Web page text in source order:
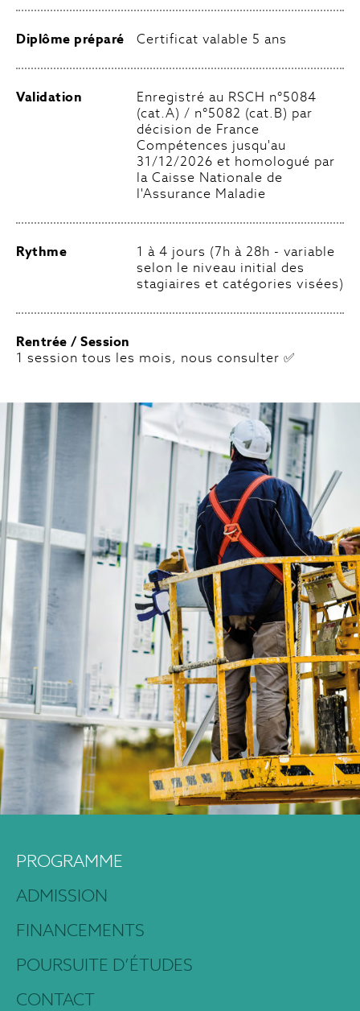
Diplôme préparé Certificat valable 5 ans
Validation
Enregistré au RSCH n°5084
(cat.A) / n°5082 (cat.B) par
décision de France
Compétences jusqu'au
31/12/2026 et homologué par
la Caisse Nationale de
l'Assurance Maladie
Rythme
1 à 4 jours (7h à 28h - variable
selon le niveau initial des
stagiaires et catégories visées)
Rentrée / Session
1 session tous les mois, nous consulter ✅
PROGRAMME
ADMISSION
FINANCEMENTS
POURSUITE D’ÉTUDES
CONTACT